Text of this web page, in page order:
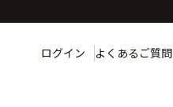
ログイン よくあるご質問